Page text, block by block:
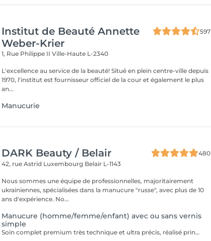
Institut de Beauté Annette
Weber-Krier
597
1, Rue Philippe IIVille-Haute L-2340
L'excellence au service de la beauté! Situé en plein centre-ville depuis
1970, l'institut est fournisseur officiel de la cour et également le plus
an...
Manucurie
DARK Beauty / Belair
480
42, rue Astrid Luxembourg Belair L-1143
Nous sommes une équipe de professionnelles, majoritairement
ukrainiennes, spécialisées dans la manucure "russe", avec plus de 10
ans d'expérience. No...
Manucure (homme/femme/enfant) avec ou sans vernis
simple
Soin complet premium très technique et ultra précis, réalisé principalement à la ponceuse afin d'obtenir un contour d'ongle parfaitement net et une application du vernis au plus près, voire légèrement sous la cuticule. Cette technique permet de retarder visuellement la repousse d'environ 10 jours. Résultat visuel : -Ongles extrêmement soignés, contours nets, forme impeccable -Effet Instagram / photo studio : propre, précis, sans petites peaux apparentes Contenu de la prestation : -Dépose de l'ancien vernis semi-permanent et/ou gel (si besoin, choisissez dans cet écran svp cette option de réservation) -Préparation très minutieuse de la plaque de l'ongle -Elimination des peaux mortes -Façonner et limer les ongles -Traitement délicat des cuticules -Application d'un vernis simple transparent (si vous le souhaitez) OU application de votre propre vernis simple (si besoin, choisissez dans cet écran svp cette option de réservation) -Application d'huile pour cuticules et de crème pour les mains